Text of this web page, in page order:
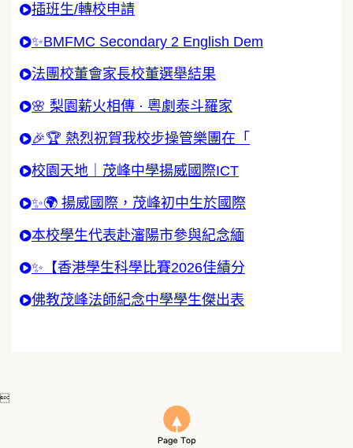
插班生/轉校申請
✨BMFMC Secondary 2 English Dem
法團校董會家長校董選舉結果
🌸 梨園薪火相傳 · 粵劇泰斗羅家
🎉🏆 熱烈祝賀我校步操管樂團在「
校園天地｜茂峰中學揚威國際ICT
✨🌍 揚威國際，茂峰初中生於國際
本校學生代表赴瀋陽市參與紀念緬
✨【香港學生科學比賽2026佳績分
佛教茂峰法師紀念中學學生傑出表
